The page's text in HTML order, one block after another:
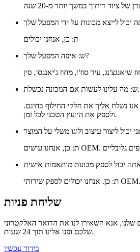
ת: כן, אנחנו יכולים
ש: איפה המפעל שלך?
שיאנגצ'נג, עיר סוז'ו, מחוז ג'יאנגסו, סין
ש: מה עלינו לעשות אם המכונה נכשלת.
נשלח אליך את חלקי החילוף בחינם.
ולספק את היועץ הטכני לכל זמן.
שליחת פניות
שלנו, אנא השאירו לנו את הדואר האלקטרוני
שלכם ופנו אלינו תוך 24 שעות.
בירור עכשיו